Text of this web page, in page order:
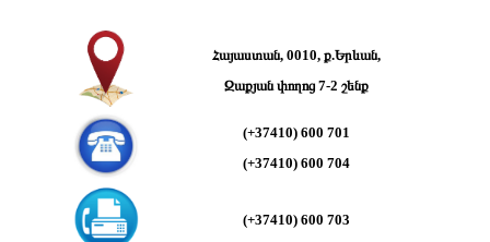
Հայաստան, 0010, ք.Երևան,
Զաքյան փողոց 7-2 շենք
(+37410) 600 701
(+37410) 600 704
(+37410) 600 703